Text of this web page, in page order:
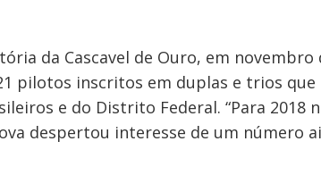
da Cascavel de Ouro, em novembro
pilotos inscritos em duplas e trios
e do Distrito Federal. “Para 2018
despertou interesse de um número